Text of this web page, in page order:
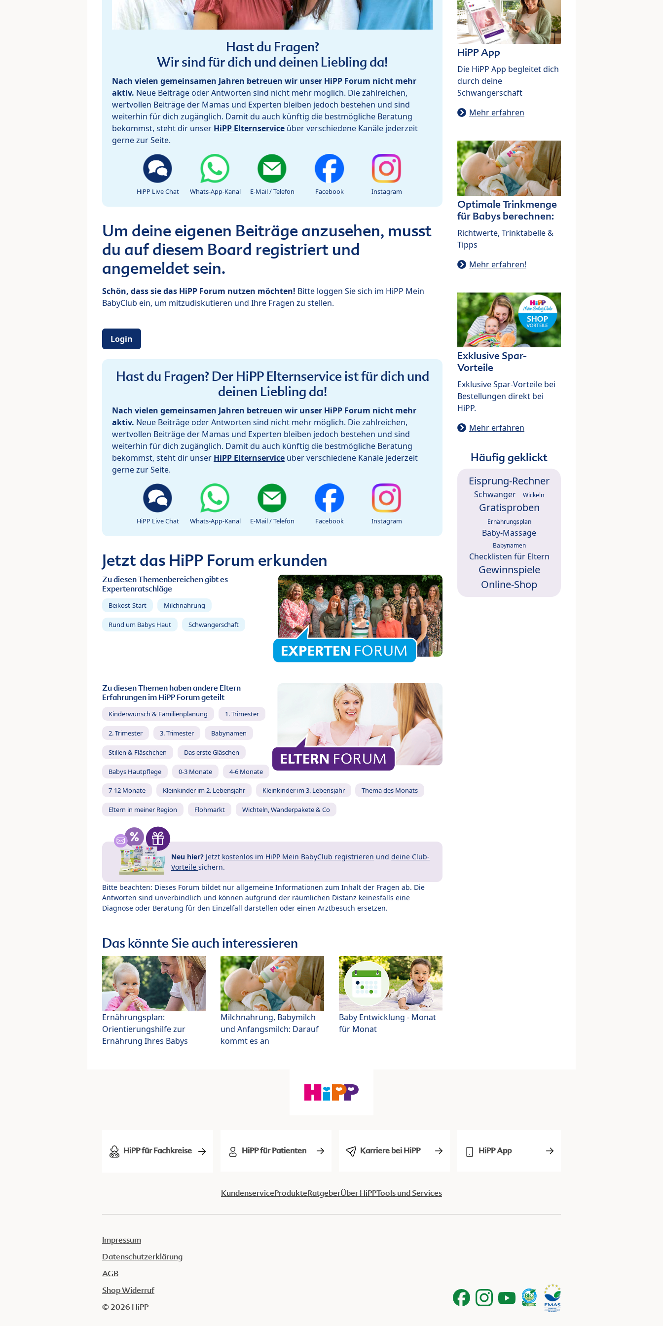
Hast du Fragen?
Wir sind für dich und deinen Liebling da!
Nach vielen gemeinsamen Jahren betreuen wir unser HiPP Forum nicht mehr
aktiv. Neue Beiträge oder Antworten sind nicht mehr möglich. Die zahlreichen,
wertvollen Beiträge der Mamas und Experten bleiben jedoch bestehen und sind
weiterhin für dich zugänglich. Damit du auch künftig die bestmögliche Beratung
bekommst, steht dir unser HiPP Elternservice über verschiedene Kanäle jederzeit
gerne zur Seite.
HiPP Live Chat Whats-App-Kanal E-Mail / Telefon Facebook Instagram
Um deine eigenen Beiträge anzusehen, musst
du auf diesem Board registriert und
angemeldet sein.
Schön, dass sie das HiPP Forum nutzen möchten! Bitte loggen Sie sich im HiPP Mein
BabyClub ein, um mitzudiskutieren und Ihre Fragen zu stellen.
Login
Hast du Fragen? Der HiPP Elternservice ist für dich und
deinen Liebling da!
Nach vielen gemeinsamen Jahren betreuen wir unser HiPP Forum nicht mehr
aktiv. Neue Beiträge oder Antworten sind nicht mehr möglich. Die zahlreichen,
wertvollen Beiträge der Mamas und Experten bleiben jedoch bestehen und sind
weiterhin für dich zugänglich. Damit du auch künftig die bestmögliche Beratung
bekommst, steht dir unser HiPP Elternservice über verschiedene Kanäle jederzeit
gerne zur Seite.
HiPP Live Chat Whats-App-Kanal E-Mail / Telefon Facebook Instagram
Jetzt das HiPP Forum erkunden
Zu diesen Themenbereichen gibt es
Expertenratschläge
Beikost-Start Milchnahrung
Rund um Babys Haut Schwangerschaft
Zu diesen Themen haben andere Eltern
Erfahrungen im HiPP Forum geteilt
Kinderwunsch & Familienplanung 1. Trimester
2. Trimester 3. Trimester Babynamen
Stillen & Fläschchen Das erste Gläschen
Babys Hautpflege 0-3 Monate 4-6 Monate
7-12 Monate Kleinkinder im 2. Lebensjahr Kleinkinder im 3. Lebensjahr Thema des Monats
Eltern in meiner Region Flohmarkt Wichteln, Wanderpakete & Co
Neu hier? Jetzt kostenlos im HiPP Mein BabyClub registrieren und deine Club-
Vorteile sichern.
Bitte beachten: Dieses Forum bildet nur allgemeine Informationen zum Inhalt der Fragen ab. Die
Antworten sind unverbindlich und können aufgrund der räumlichen Distanz keinesfalls eine
Diagnose oder Beratung für den Einzelfall darstellen oder einen Arztbesuch ersetzen.
Das könnte Sie auch interessieren
Ernährungsplan:
Orientierungshilfe zur
Ernährung Ihres Babys
Milchnahrung, Babymilch
und Anfangsmilch: Darauf
kommt es an
Baby Entwicklung - Monat
für Monat
HiPP App
Die HiPP App begleitet dich
durch deine
Schwangerschaft
Mehr erfahren
Optimale Trinkmenge
für Babys berechnen:
Richtwerte, Trinktabelle &
Tipps
Mehr erfahren!
Exklusive Spar-
Vorteile
Exklusive Spar-Vorteile bei
Bestellungen direkt bei
HiPP.
Mehr erfahren
Häufig geklickt
Eisprung-Rechner
Schwanger Wickeln
Gratisproben
Ernährungsplan
Baby-Massage
Babynamen
Checklisten für Eltern
Gewinnspiele
Online-Shop
HiPP für Fachkreise HiPP für Patienten Karriere bei HiPP HiPP App
KundenserviceProdukteRatgeberÜber HiPPTools und Services
Impressum
Datenschutzerklärung
AGB
Shop Widerruf
© 2026 HiPP